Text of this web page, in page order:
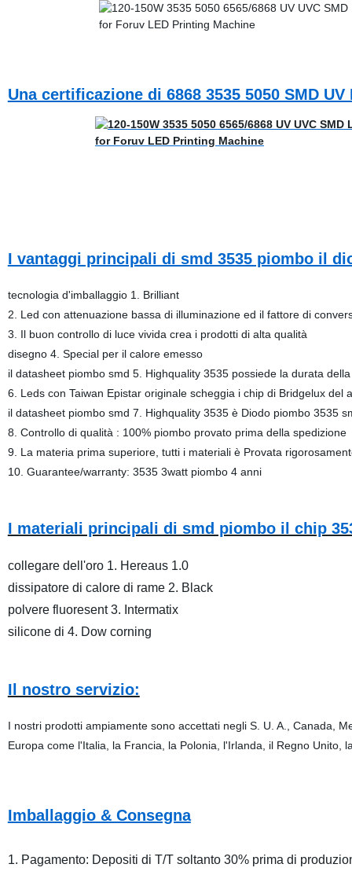
Una certificazione di 6868 3535 5050 SMD UV
I vantaggi principali di smd 3535 piombo il
tecnologia d'imballaggio 1. Brilliant
2. Led con attenuazione bassa di illuminazione ed il fattore di
3. Il buon controllo di luce vivida crea i prodotti di alta qualità
disegno 4. Special per il calore emesso
il datasheet piombo smd 5. Highquality 3535 possiede la durata
6. Leds con Taiwan Epistar originale scheggia i chip di Bridgelux del
il datasheet piombo smd 7. Highquality 3535 è Diodo piombo 3535
8. Controllo di qualità : 100% piombo provato prima della spedizione
9. La materia prima superiore, tutti i materiali è Provata
10. Guarantee/warranty: 3535 3watt piombo 4 anni
I materiali principali di smd piombo il chip
collegare dell'oro 1. Hereaus 1.0
dissipatore di calore di rame 2. Black
polvere fluoresent 3. Intermatix
silicone di 4. Dow corning
Il nostro servizio:
I nostri prodotti ampiamente sono accettati negli S. U. A., Canada,
Europa come l'Italia, la Francia, la Polonia, l'Irlanda, il Regno Unito,
Imballaggio & Consegna
1. Pagamento: Depositi di T/T soltanto 30% prima di